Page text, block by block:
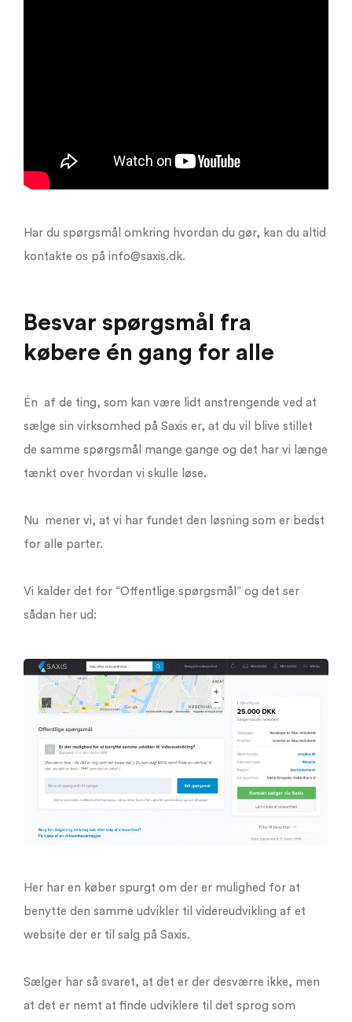
Har du spørgsmål omkring hvordan du gør, kan du altid
kontakte os på info@saxis.dk.
Besvar spørgsmål fra
købere én gang for alle
Én af de ting, som kan være lidt anstrengende ved at
sælge sin virksomhed på Saxis er, at du vil blive stillet
de samme spørgsmål mange gange og det har vi længe
tænkt over hvordan vi skulle løse.
Nu mener vi, at vi har fundet den løsning som er bedst
for alle parter.
Vi kalder det for “Offentlige spørgsmål” og det ser
sådan her ud:
Her har en køber spurgt om der er mulighed for at
benytte den samme udvikler til videreudvikling af et
website der er til salg på Saxis.
Sælger har så svaret, at det er der desværre ikke, men
at det er nemt at finde udviklere til det sprog som